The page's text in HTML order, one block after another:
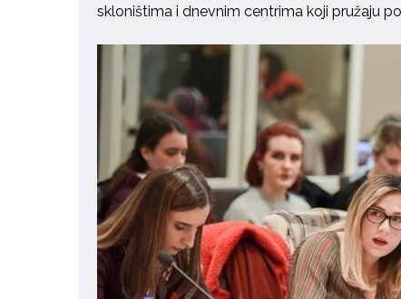
skloništima i dnevnim centrima koji pružaju